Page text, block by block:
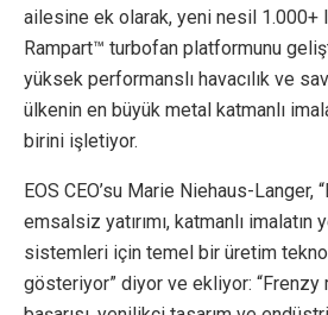
ailesine ek olarak, yeni nesil 1.000+
Rampart™ turbofan platformunu
yüksek performanslı havacılık ve
ülkenin en büyük metal katmanlı
birini işletiyor.
EOS CEO’su Marie Niehaus-Langer,
emsalsiz yatırımı, katmanlı
sistemleri için temel bir üretim
gösteriyor” diyor ve ekliyor: “Frenzy